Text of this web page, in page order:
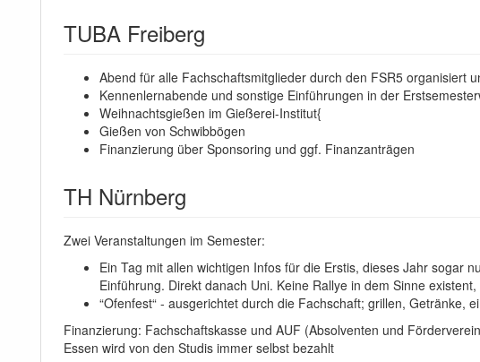
TUBA Freiberg
Abend für alle Fachschaftsmitglieder durch den FSR5 organisiert
Kennenlernabende und sonstige Einführungen in der
Weihnachtsgießen im Gießerei-Institut{
Gießen von Schwibbögen
Finanzierung über Sponsoring und ggf. Finanzanträgen
TH Nürnberg
Zwei Veranstaltungen im Semester:
Ein Tag mit allen wichtigen Infos für die Erstis, dieses Jahr sogar
Einführung. Direkt danach Uni. Keine Rallye in dem Sinne
“Ofenfest“ - ausgerichtet durch die Fachschaft; grillen, Getränke,
Finanzierung: Fachschaftskasse und AUF (Absolventen und
Essen wird von den Studis immer selbst bezahlt